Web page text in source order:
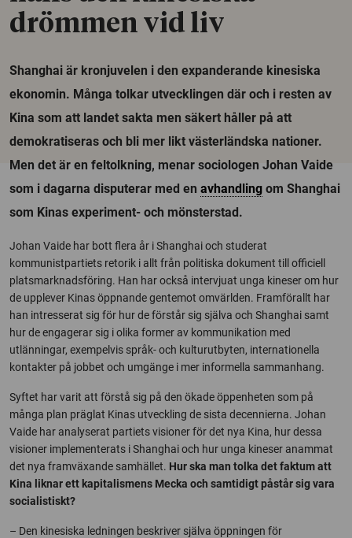
drömmen vid liv
Shanghai är kronjuvelen i den expanderande kinesiska
ekonomin. Många tolkar utvecklingen där och i resten av
Kina som att landet sakta men säkert håller på att
demokratiseras och bli mer likt västerländska nationer.
Men det är en feltolkning, menar sociologen Johan Vaide
som i dagarna disputerar med en avhandling om Shanghai
som Kinas experiment- och mönsterstad.
Johan Vaide har bott flera år i Shanghai och studerat
kommunistpartiets retorik i allt från politiska dokument till officiell
platsmarknadsföring. Han har också intervjuat unga kineser om hur
de upplever Kinas öppnande gentemot omvärlden. Framförallt har
han intresserat sig för hur de förstår sig själva och Shanghai samt
hur de engagerar sig i olika former av kommunikation med
utlänningar, exempelvis språk- och kulturutbyten, internationella
kontakter på jobbet och umgänge i mer informella sammanhang.
Syftet har varit att förstå sig på den ökade öppenheten som på
många plan präglat Kinas utveckling de sista decennierna. Johan
Vaide har analyserat partiets visioner för det nya Kina, hur dessa
visioner implementerats i Shanghai och hur unga kineser anammat
det nya framväxande samhället. Hur ska man tolka det faktum att
Kina liknar ett kapitalismens Mecka och samtidigt påstår sig vara
socialistiskt?
– Den kinesiska ledningen beskriver själva öppningen för